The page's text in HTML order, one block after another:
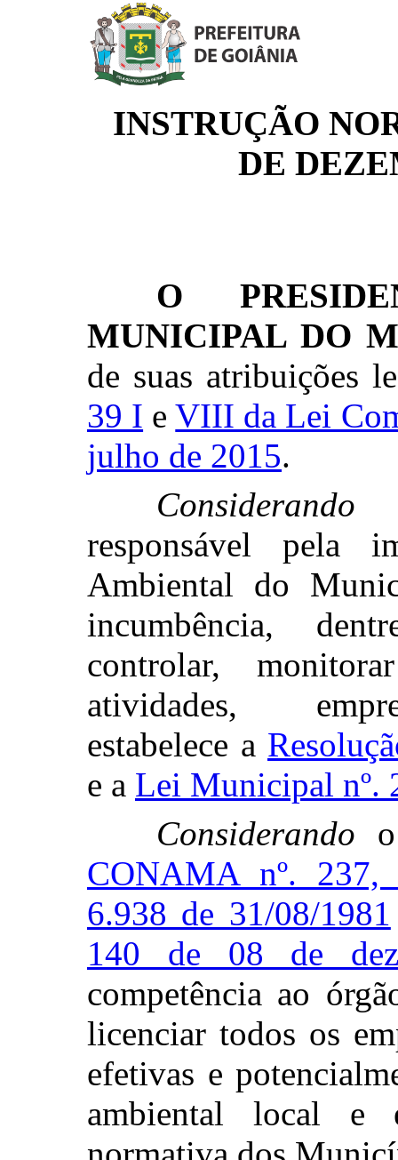
INSTRUÇÃO
DE
O
MUNICIPAL DO
de suas atribuições
39 I eVIII da Lei
julho de 2015.
Considerando
responsável pela
Ambiental do
incumbência,
controlar,
atividades,
estabelece a
e a Lei Municipal nº.
Considerando
CONAMA nº. 237,
6.938 de 31/08/1981
140 de 08 de
competência ao
licenciar todos os
efetivas e
ambiental local e